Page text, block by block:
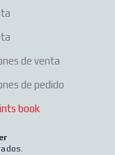
de venta
de pedido
book